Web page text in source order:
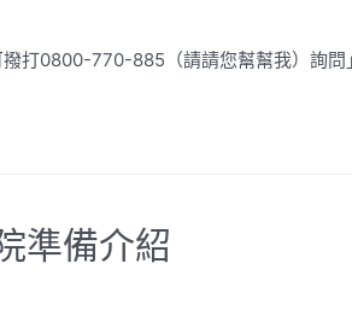
打0800-770-885（請請您幫幫我）詢
準備介紹